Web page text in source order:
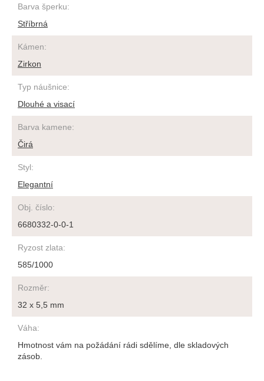
Barva šperku:
Stříbrná
Kámen:
Zirkon
Typ náušnice:
Dlouhé a visací
Barva kamene:
Čirá
Styl:
Elegantní
Obj. číslo:
6680332-0-0-1
Ryzost zlata:
585/1000
Rozměr:
32 x 5,5 mm
Váha:
Hmotnost vám na požádání rádi sdělíme, dle skladových
zásob.